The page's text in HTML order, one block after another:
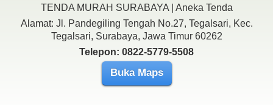
TENDA MURAH SURABAYA | Aneka Tenda
Alamat: Jl. Pandegiling Tengah No.27, Tegalsari, Kec.
Tegalsari, Surabaya, Jawa Timur 60262
Telepon: 0822-5779-5508
Buka Maps